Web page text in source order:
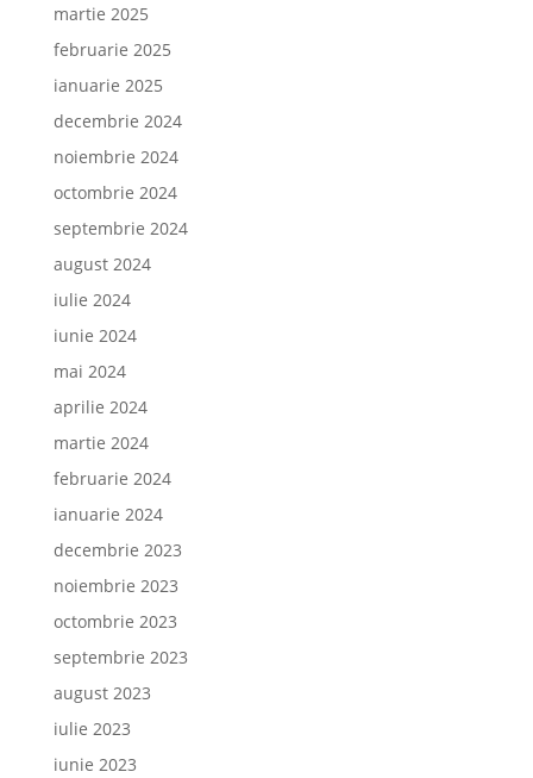
martie 2025
februarie 2025
ianuarie 2025
decembrie 2024
noiembrie 2024
octombrie 2024
septembrie 2024
august 2024
iulie 2024
iunie 2024
mai 2024
aprilie 2024
martie 2024
februarie 2024
ianuarie 2024
decembrie 2023
noiembrie 2023
octombrie 2023
septembrie 2023
august 2023
iulie 2023
iunie 2023